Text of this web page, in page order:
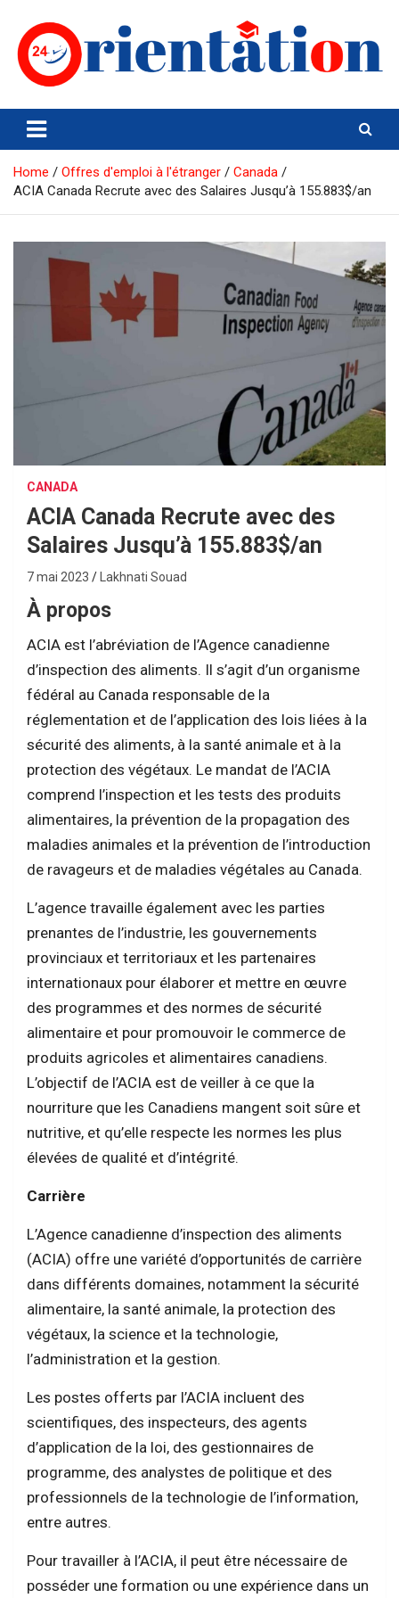
content
Orientation24
Emploi et Orientation au Maroc
Home Offres d'emploi à l'étranger
Canada
ACIA Canada Recrute avec des Salaires Jusqu’à 155.883$/an
CANADA
ACIA Canada Recrute avec des
Salaires Jusqu’à 155.883$/an
7 mai 2023 Lakhnati Souad
À propos
ACIA est l’abréviation de l’Agence canadienne
d’inspection des aliments. Il s’agit d’un organisme
fédéral au Canada responsable de la
réglementation et de l’application des lois liées à la
sécurité des aliments, à la santé animale et à la
protection des végétaux. Le mandat de l’ACIA
comprend l’inspection et les tests des produits
alimentaires, la prévention de la propagation des
maladies animales et la prévention de l’introduction
de ravageurs et de maladies végétales au Canada.
L’agence travaille également avec les parties
prenantes de l’industrie, les gouvernements
provinciaux et territoriaux et les partenaires
internationaux pour élaborer et mettre en œuvre
des programmes et des normes de sécurité
alimentaire et pour promouvoir le commerce de
produits agricoles et alimentaires canadiens.
L’objectif de l’ACIA est de veiller à ce que la
nourriture que les Canadiens mangent soit sûre et
nutritive, et qu’elle respecte les normes les plus
élevées de qualité et d’intégrité.
Carrière
L’Agence canadienne d’inspection des aliments
(ACIA) offre une variété d’opportunités de carrière
dans différents domaines, notamment la sécurité
alimentaire, la santé animale, la protection des
végétaux, la science et la technologie,
l’administration et la gestion.
Les postes offerts par l’ACIA incluent des
scientifiques, des inspecteurs, des agents
d’application de la loi, des gestionnaires de
programme, des analystes de politique et des
professionnels de la technologie de l’information,
entre autres.
Pour travailler à l’ACIA, il peut être nécessaire de
posséder une formation ou une expérience dans un